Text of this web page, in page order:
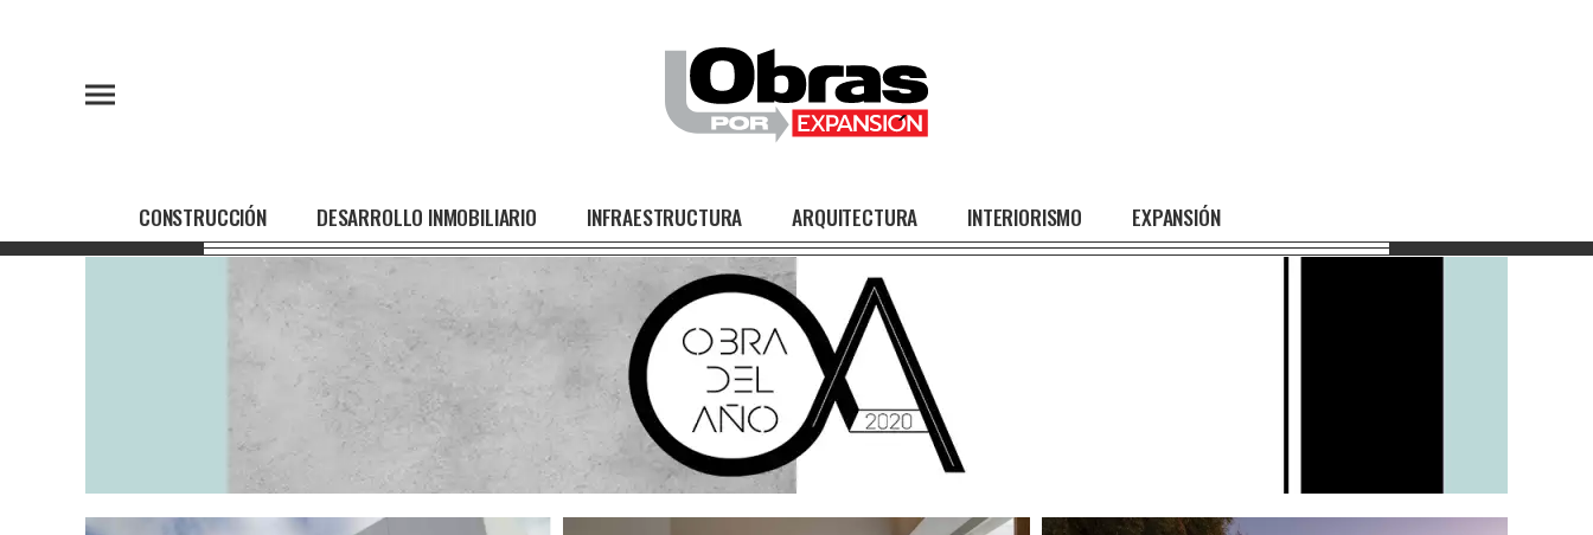
CONSTRUCCIÓN DESARROLLO INMOBILIARIO INFRAESTRUCTURA ARQUITECTURA INTERIORISMO EXPANSIÓN